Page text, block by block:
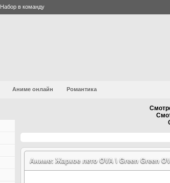
Набор в команду
Аниме онлайн Романтика
Аниме: Жаркое лето OVA \ Green Green